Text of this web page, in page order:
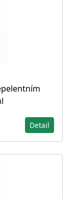
Detail